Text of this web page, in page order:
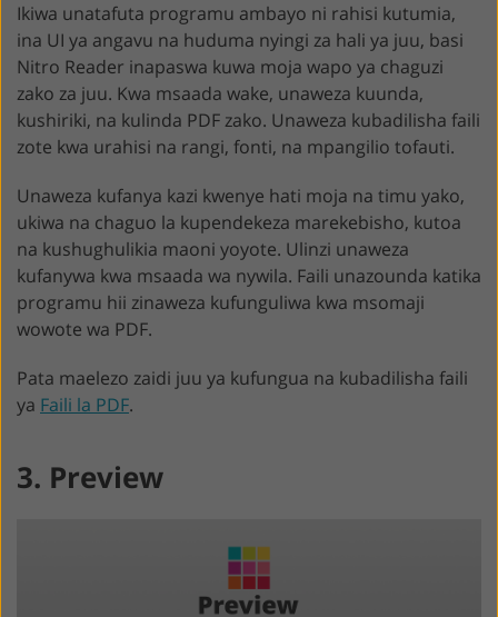
Ikiwa unatafuta programu ambayo ni rahisi kutumia,
ina UI ya angavu na huduma nyingi za hali ya juu, basi
Nitro Reader inapaswa kuwa moja wapo ya chaguzi
zako za juu. Kwa msaada wake, unaweza kuunda,
kushiriki, na kulinda PDF zako. Unaweza kubadilisha faili
zote kwa urahisi na rangi, fonti, na mpangilio tofauti.
Unaweza kufanya kazi kwenye hati moja na timu yako,
ukiwa na chaguo la kupendekeza marekebisho, kutoa
na kushughulikia maoni yoyote. Ulinzi unaweza
kufanywa kwa msaada wa nywila. Faili unazounda katika
programu hii zinaweza kufunguliwa kwa msomaji
wowote wa PDF.
Pata maelezo zaidi juu ya kufungua na kubadilisha faili
ya Faili la PDF.
3. Preview